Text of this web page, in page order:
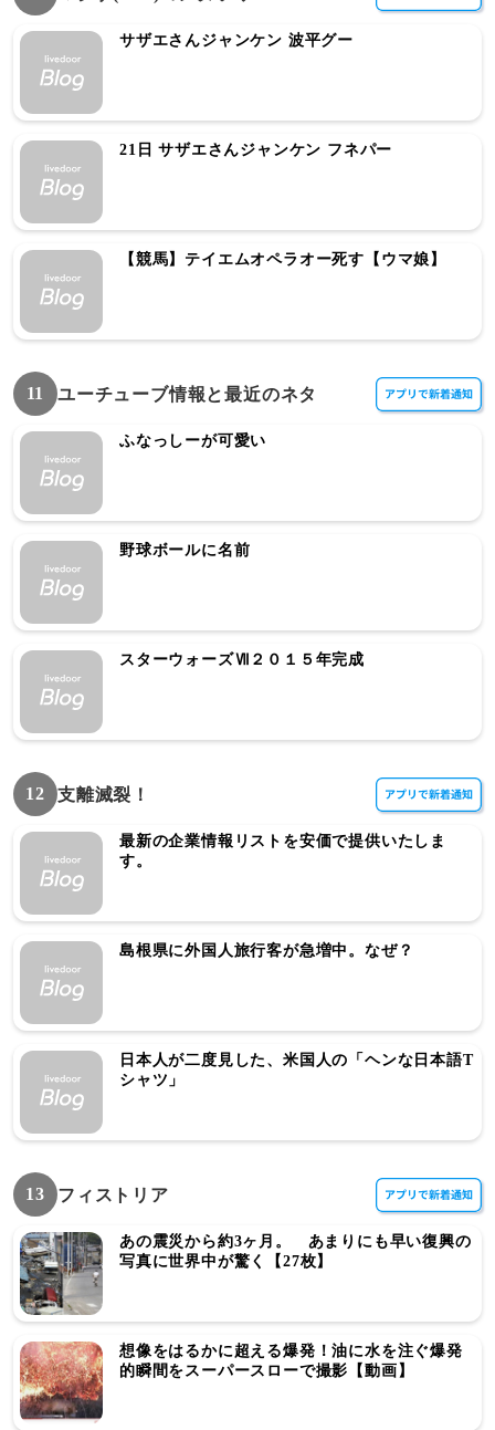
サザエさんジャンケン 波平グー
21日 サザエさんジャンケン フネパー
【競馬】テイエムオペラオー死す【ウマ娘】
11 ユーチューブ情報と最近のネタ
ふなっしーが可愛い
野球ボールに名前
スターウォーズⅦ２０１５年完成
12 支離滅裂！
最新の企業情報リストを安価で提供いたしま
す。
島根県に外国人旅行客が急増中。なぜ？
日本人が二度見した、米国人の「ヘンな日本語T
シャツ」
13 フィストリア
あの震災から約3ヶ月。 あまりにも早い復興の
写真に世界中が驚く【27枚】
想像をはるかに超える爆発！油に水を注ぐ爆発
的瞬間をスーパースローで撮影【動画】